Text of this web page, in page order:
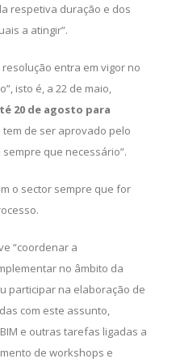
respetiva duração e dos
a atingir”.
entra em vigor no
isto é, a 22 de maio,
20 de agosto para
tem de ser aprovado pelo
que necessário”.
o sector sempre que for
“coordenar a
no âmbito da
participar na elaboração de
com este assunto,
e outras tarefas ligadas a
de workshops e